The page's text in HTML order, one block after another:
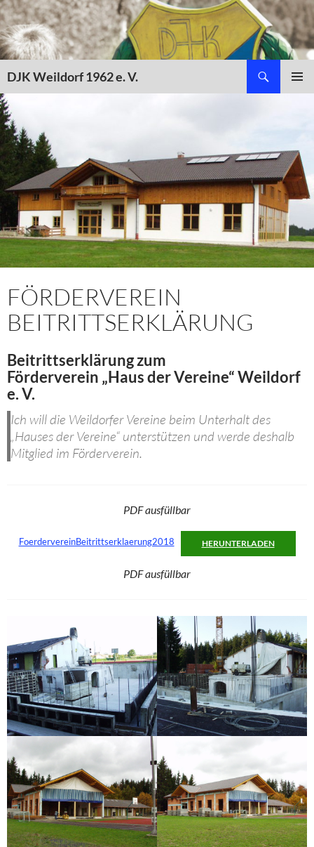
Zum
Inhalt
springen
DJK Weildorf 1962 e. V.
FÖRDERVEREIN
BEITRITTSERKLÄRUNG
Beitrittserklärung zum
Förderverein „Haus der Vereine“ Weildorf
e. V.
Ich will die Weildorfer Vereine beim Unterhalt des
„Hauses der Vereine“ unterstützen und werde deshalb
Mitglied im Förderverein.
PDF ausfüllbar
FoerdervereinBeitrittserklaerung2018 HERUNTERLADEN
PDF ausfüllbar